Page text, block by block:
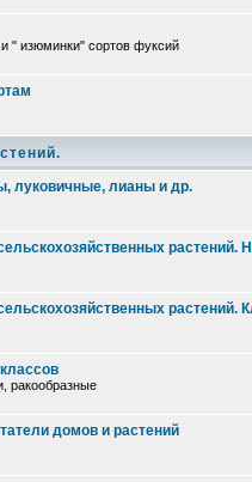
" изюминки" сортов фуксий
луковичные, лианы и др.
растений.
растений.
ракообразные
домов и растений